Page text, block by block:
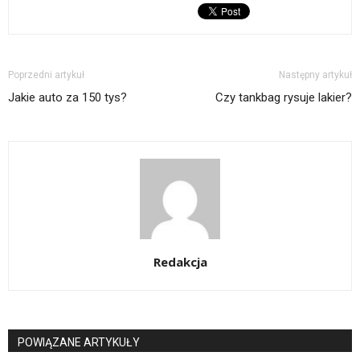
Poprzedni artykuł
Jakie auto za 150 tys?
Następny artykuł
Czy tankbag rysuje lakier?
Redakcja
POWIĄZANE ARTYKUŁY